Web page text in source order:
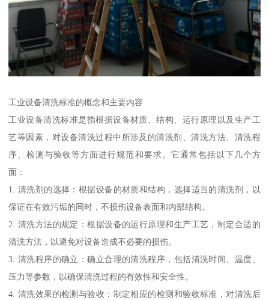
工业设备清洗标准的概念和主要内容
工业设备清洗标准是指根据设备材质、结构、运行原理以及生产工
艺等因素，对设备清洗过程中所涉及的清洗剂、清洗方法、清洗程
序、检测与验收等方面进行规范和要求。它通常包括以下几个方
面：
1. 清洗剂的选择：根据设备的材质和结构，选择适当的清洗剂，以
保证在有效污垢的同时，不损伤设备表面和内部结构。
2. 清洗方法的规定：根据设备的运行原理和生产工艺，制定合适的
清洗方法，以避免对设备造成不必要的损伤。
3. 清洗程序的确立：确立合理的清洗程序，包括清洗时间、温度、
压力等参数，以确保清洗过程的有效性和安全性。
4. 清洗效果的检测与验收：制定相应的检测和验收标准，对清洗后